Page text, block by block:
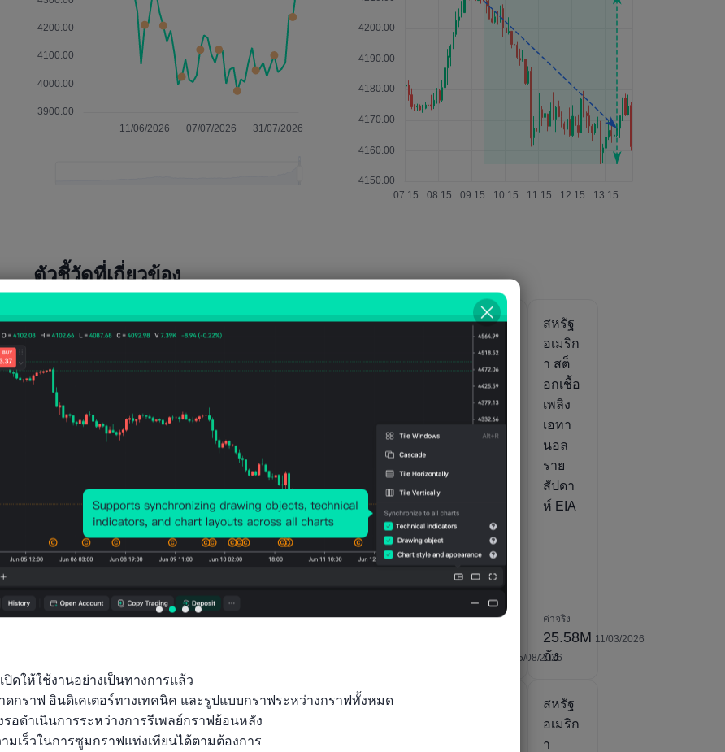
ตัวชี้วัดที่เกี่ยวข้อง
สหรัฐ
พยากร
ณ์
ราคา
ดิบ
TI
ค่าจริง
41.12
07/04/2020
สหรัฐ
า การ
ผลิต
ระยะ
ปีหน้า
น้ำมัน
EIA
(ก.ค.)
ค่าจริง
14.03M 07/07/2026
สหรัฐ
อเมริก
า การ
ณ์การ
ผลิตใน
ปีหน้า
ธรรม
ชาติ
EIA
(ก.ค.)
ค่าจริง
115.3B
07/07/2026
สหรัฐ
สั้น
ประจำ
ปี
น้ำมัน
EIA
13.78M 07/07/2026
สหรัฐ
ธรรม
ชาติ
EIA
(ก.ค.)
111.2B
07/07/2026
สหรัฐ
า
สัปดา
ห์ EIA
-317K
05/08/2026
สหรัฐ
อเมริก
า สต็
อก
น้ำมัน
เบนซิน
สัปดา
ห์ EIA
05/08/2026
สหรัฐ
อเมริก
า สต็
อกเชื้อ
เพลิง
เอทา
นอล
ราย
สัปดา
ห์ EIA
ค่าจริง
25.58M
ถัง
11/03/2026
สหรัฐ
อเมริก
า ยอด
สหรัฐ
อเมริก
า
สหรัฐ
อเมริก
า การ
สหรัฐ
อเมริก
า การ
สหรัฐ
สหรัฐ
อเมริก
า
ปิดให้ใช้งานอย่างเป็นทางการแล้ว
ดกราฟ อินดิเคเตอร์ทางเทคนิค และรูปแบบกราฟระหว่างกราฟทั้งหมด
รอดำเนินการระหว่างการรีเพลย์กราฟย้อนหลัง
มเร็วในการซูมกราฟแท่งเทียนได้ตามต้องการ